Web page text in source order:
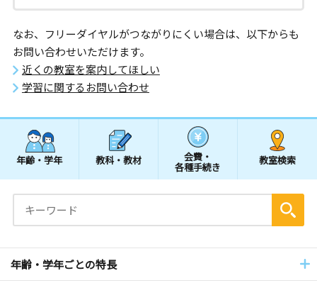
なお、フリーダイヤルがつながりにくい場合は、以下からも
お問い合わせいただけます。
近くの教室を案内してほしい
学習に関するお問い合わせ
年齢・学年 教科・教材 会費・
各種手続き
教室検索
年齢・学年ごとの特長